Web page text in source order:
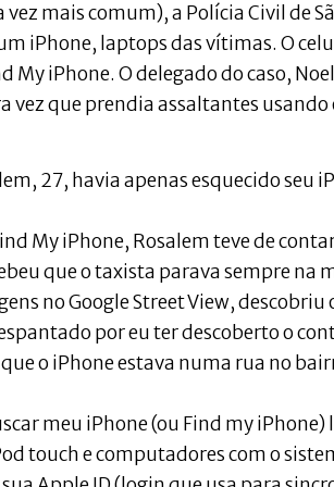
vez mais comum), a Polícia Civil de
iPhone, laptops das vítimas. O
My iPhone. O delegado do caso,
vez que prendia assaltantes
27, havia apenas esquecido seu
My iPhone, Rosalem teve de
que o taxista parava sempre na
no Google Street View, descobriu
por eu ter descoberto o
o iPhone estava numa rua no
meu iPhone (ou Find my
touch e computadores com o